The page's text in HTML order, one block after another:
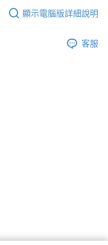
顯示電腦版詳細說明
客服